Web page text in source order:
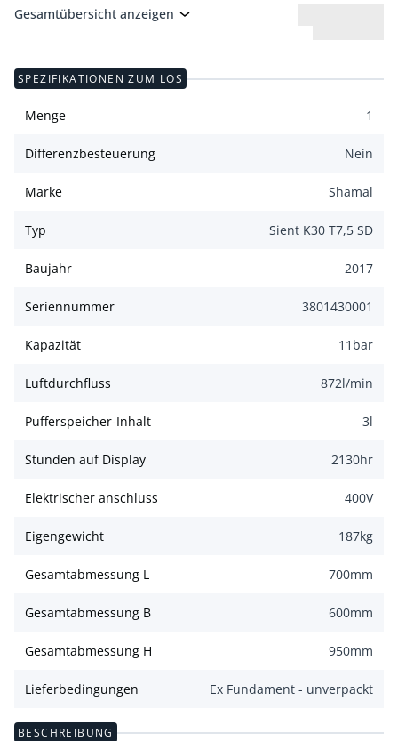
Gesamtübersicht anzeigen
SPEZIFIKATIONEN ZUM LOS
Menge 1
Differenzbesteuerung Nein
Marke Shamal
Typ Sient K30 T7,5 SD
Baujahr 2017
Seriennummer 3801430001
Kapazität 11 bar
Luftdurchfluss 872l/min
Pufferspeicher-Inhalt 3l
Stunden auf Display 2130hr
Elektrischer anschluss 400V
Eigengewicht 187kg
Gesamtabmessung L 700mm
Gesamtabmessung B 600mm
Gesamtabmessung H 950mm
Lieferbedingungen Ex Fundament - unverpackt
BESCHREIBUNG